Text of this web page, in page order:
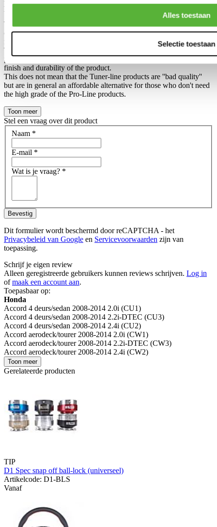
Alles toestaan
Selectie toestaan
products?
The difference between an Tuner-line and Pro-line product has been
created, so we can make 2 different collections in our own product
range.
The Pro-Line is in general a slightly higher grade in a slightly higher
price range, compared to the Tuner-line. Often noticable in the final
finish and durability of the product.
This does not mean that the Tuner-line products are ''bad quality''
but are in general an affordable alternative for those who don't need
the high grade of the Pro-Line products.
Toon meer
Stel een vraag over dit product
Naam *
E-mail *
Wat is je vraag? *
Bevestig
Dit formulier wordt beschermd door reCAPTCHA - het
Privacybeleid van Google en Servicevoorwaarden zijn van
toepassing.
Schrijf je eigen review
Alleen geregistreerde gebruikers kunnen reviews schrijven. Log in
ofmaak een account aan.
Toepasbaar op:
Honda
Accord 4 deurs/sedan 2008-2014 2.0i (CU1)
Accord 4 deurs/sedan 2008-2014 2.2i-DTEC (CU3)
Accord 4 deurs/sedan 2008-2014 2.4i (CU2)
Accord aerodeck/tourer 2008-2014 2.0i (CW1)
Accord aerodeck/tourer 2008-2014 2.2i-DTEC (CW3)
Accord aerodeck/tourer 2008-2014 2.4i (CW2)
Toon meer
Gerelateerde producten
TIP
D1 Spec snap off ball-lock (universeel)
Artikelcode: D1-BLS
Vanaf